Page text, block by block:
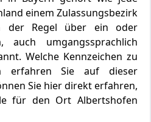
einem Zulassungsbezirk
der Regel über ein oder
auch umgangssprachlich
Welche Kennzeichen zu
erfahren Sie auf dieser
Sie hier direkt erfahren,
für den Ort Albertshofen